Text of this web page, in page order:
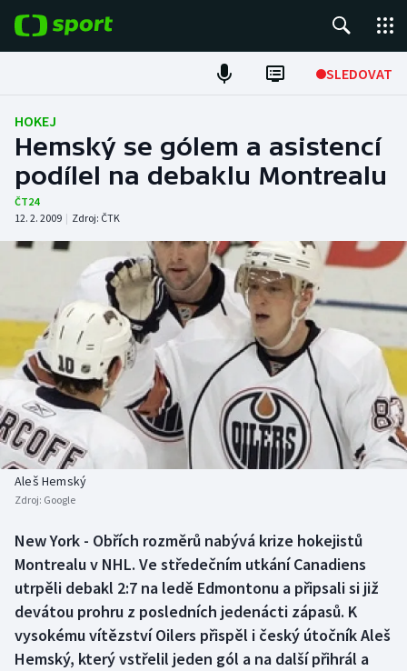
SLEDOVAT
ME v atletice
ME v plavání
Fotbal
Hokej
DALŠÍ SPORTY
Americký fotbal
Atletika
Baseball a softbal
Basketbal
Biatlon
Boby a skeleton
Box
NEPŘEHLÉDNĚTE
Soutěže
Historické návraty
Aplikace ČT sport
AZ kvíz
HOKEJ
Hemský se gólem a asistencí
podílel na debaklu Montrealu
ČT24
12. 2. 2009 | Zdroj: ČTK
Aleš Hemský
Zdroj: Google
New York - Obřích rozměrů nabývá krize hokejistů
Montrealu v NHL. Ve středečním utkání Canadiens
utrpěli debakl 2:7 na ledě Edmontonu a připsali si již
devátou prohru z posledních jedenácti zápasů. K
vysokému vítězství Oilers přispěl i český útočník Aleš
Hemský, který vstřelil jeden gól a na další přihrál a